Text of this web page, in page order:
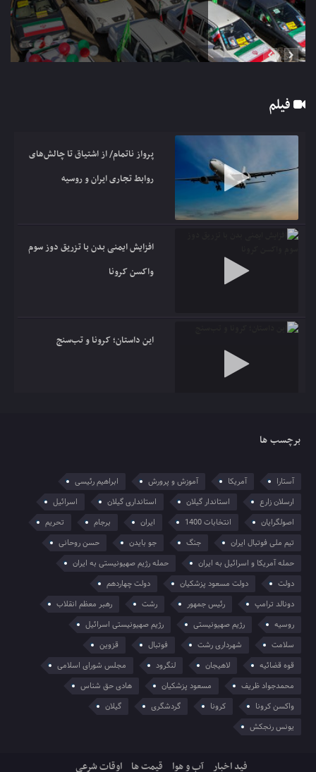
 
فیلم
پرواز ناتمام/ از اشتیاق تا چالش‌های
روابط تجاری ایران و روسیه
افزایش ایمنی بدن با تزریق دوز سوم
واکسن کرونا
این داستان؛ کرونا و تب‌سنج
ببینید | گاف جدید بایدن؛ «ایران»
برای نامزد دموکرات‌ها دردسرساز شد
روحانی: شنبه و یکشنبه آینده روز
پیروزی ملت ایران است
جزئیات استرداد یکی از متهمان فساد
برچسب ها
آستارا آمریکا آموزش و پرورش
ابراهیم رئیسی
ارسلان زارع
استاندار گیلان استانداری گیلان
اسرائیل
اصولگرایان
انتخابات 1400 ایران برجام
تحریم
تیم ملی فوتبال ایران
جنگ جو بایدن
حسن روحانی
حمله آمریکا و اسرائیل به ایران
حمله رژیم صهیونیستی به ایران
دولت
دولت مسعود پزشکیان
دولت چهاردهم
دونالد ترامپ
رئیس جمهور رشت
رهبر معظم انقلاب
روسیه
رژیم صهیونیستی
رژیم صهیونیستی اسرائیل
سلامت
شهرداری رشت فوتبال
قزوین
قوه قضائیه
لاهیجان لنگرود
مجلس شورای اسلامی
محمدجواد ظریف
مسعود پزشکیان
هادی حق شناس
واکسن کرونا
کرونا گردشگری
گیلان
یونس رنجکش
فید اخبار آب و هوا قیمت ها اوقات شرعی